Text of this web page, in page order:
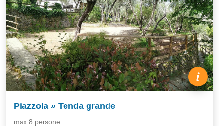
Piazzola » Tenda grande
max 8 persone